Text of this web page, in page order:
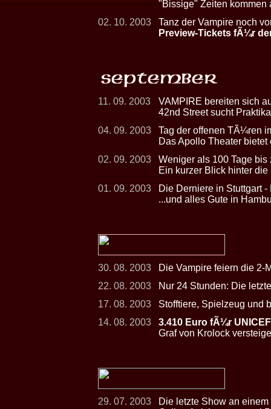
"Bissige" Zeiten kommen
02. 10. 2003
Tanz der Vampire noch
Preview-Tickets fÃ¼r
11. 09. 2003
VAMPIRE bereiten sich
42nd Street sucht
04. 09. 2003
Tag der offenen TÃ¼ren
Das Apollo Theater
02. 09. 2003
Weniger als 100 Tage
Ein kurzer Blick hinter
01. 09. 2003
Die Derniere in Stuttgart -
...und alles Gute in
30. 08. 2003
Die Vampire feiern die 2-
22. 08. 2003
Nur 24 Stunden: Die
17. 08. 2003
Stofftiere, Spielzeug und
14. 08. 2003
3.410 Euro fÃ¼r UNICEF
Graf von Krolock
29. 07. 2003
Die letzte Show an